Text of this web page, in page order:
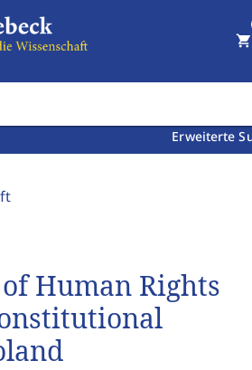
Erweiterte
shopping_cart
Human Rights